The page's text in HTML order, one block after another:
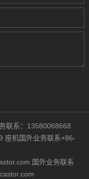
联系：13580068668
座机国外业务联系+86-
国外业务联系